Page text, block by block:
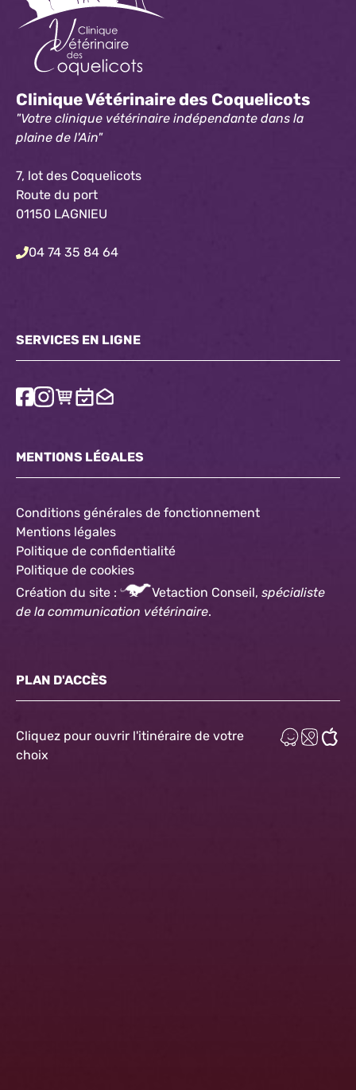
Clinique Vétérinaire des Coquelicots
"Votre clinique vétérinaire indépendante dans la
plaine de l'Ain"
7, lot des Coquelicots
Route du port
01150 LAGNIEU
04 74 35 84 64
SERVICES EN LIGNE
MENTIONS LÉGALES
Conditions générales de fonctionnement
Mentions légales
Politique de confidentialité
Politique de cookies
Création du site :
Vetaction Conseil, spécialiste
de la communication vétérinaire.
PLAN D'ACCÈS
Cliquez pour ouvrir l'itinéraire de votre
choix